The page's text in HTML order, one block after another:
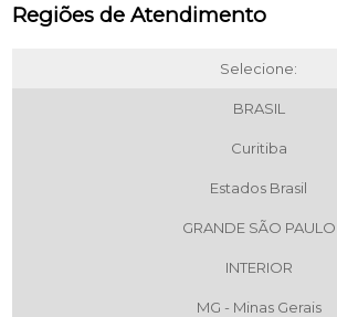
Regiões de Atendimento
Selecione:
BRASIL
Curitiba
Estados Brasil
GRANDE SÃO PAULO
INTERIOR
MG - Minas Gerais